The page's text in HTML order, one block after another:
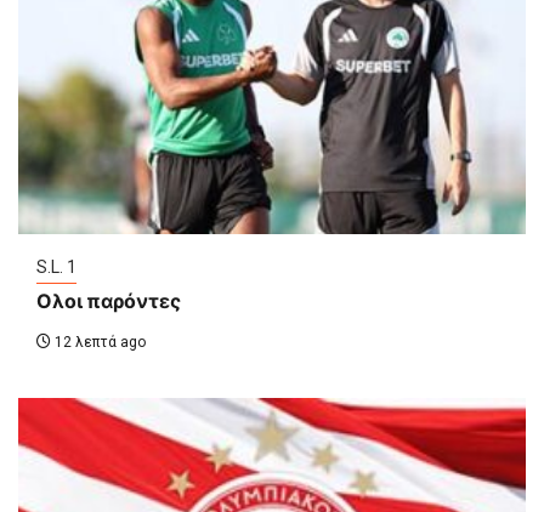
S.L. 1
Ολοι παρόντες
12 λεπτά ago